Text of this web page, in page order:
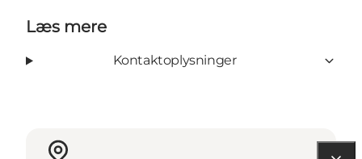
Læs mere
Kontaktoplysninger